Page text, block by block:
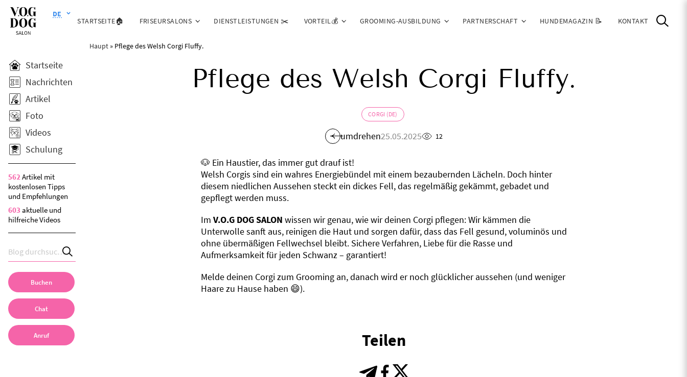
DE
STARTSEITE🏠
FRISEURSALONS DIENSTLEISTUNGEN ✂️ VORTEIL💰 GROOMING-AUSBILDUNG PARTNERSCHAFT HUNDEMAGAZIN 📝 KONTAKT
Haupt» Pflege des Welsh Corgi Fluffy.
Startseite
Nachrichten
Artikel
Foto
Videos
Schulung
562Artikel mit
kostenlosen Tipps
und Empfehlungen
603 aktuelle und
hilfreiche Videos
Buchen
Chat
Anruf
Pflege des Welsh Corgi Fluffy.
CORGI (DE)
umdrehen25.05.2025 12
🐶 Ein Haustier, das immer gut drauf ist!
Welsh Corgis sind ein wahres Energiebündel mit einem bezaubernden Lächeln. Doch hinter
diesem niedlichen Aussehen steckt ein dickes Fell, das regelmäßig gekämmt, gebadet und
gepflegt werden muss.
ImV.O.G DOG SALON wissen wir genau, wie wir deinen Corgi pflegen: Wir kämmen die
Unterwolle sanft aus, reinigen die Haut und sorgen dafür, dass das Fell gesund, voluminös und
ohne übermäßigen Fellwechsel bleibt. Sichere Verfahren, Liebe für die Rasse und
Aufmerksamkeit für jeden Schwanz – garantiert!
Melde deinen Corgi zum Grooming an, danach wird er noch glücklicher aussehen (und weniger
Haare zu Hause haben 😄).
Teilen